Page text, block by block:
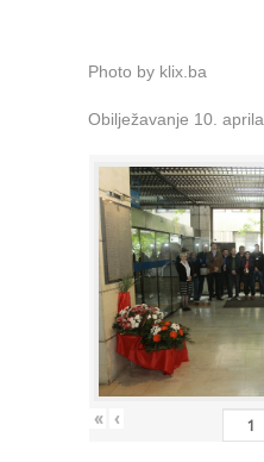
Photo by klix.ba
Obilježavanje 10. aprila
« ‹